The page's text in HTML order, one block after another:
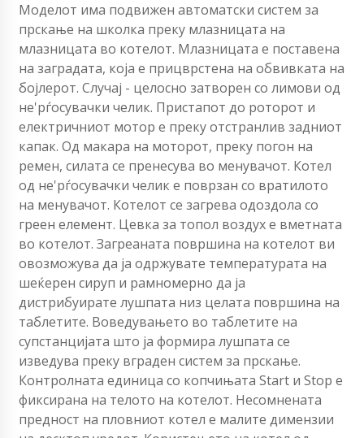
Моделот има подвижен автоматски систем за
прскање на школка преку млазницата на
млазницата во котелот. Млазницата е поставена
на заградата, која е прицврстена на обвивката на
бојлерот. Случај - целосно затворен со лимови од
не'рѓосувачки челик. Пристапот до роторот и
електричниот мотор е преку отстранлив задниот
капак. Од макара на моторот, преку погон на
ремен, силата се пренесува во менувачот. Котел
од не'рѓосувачки челик е поврзан со вратилото
на менувачот. Котелот се загрева одоздола со
греен елемент. Цевка за топол воздух е вметната
во котелот. Загреаната површина на котелот ви
овозможува да ја одржувате температурата на
шеќерен сируп и рамномерно да ја
дистрибуирате лушпата низ целата површина на
таблетите. Воведувањето во таблетите на
супстанцијата што ја формира лушпата се
изведува преку вграден систем за прскање.
Контролната единица со копчињата Start и Stop е
фиксирана на телото на котелот. Несомнената
предност на пловниот котел е малите димензии